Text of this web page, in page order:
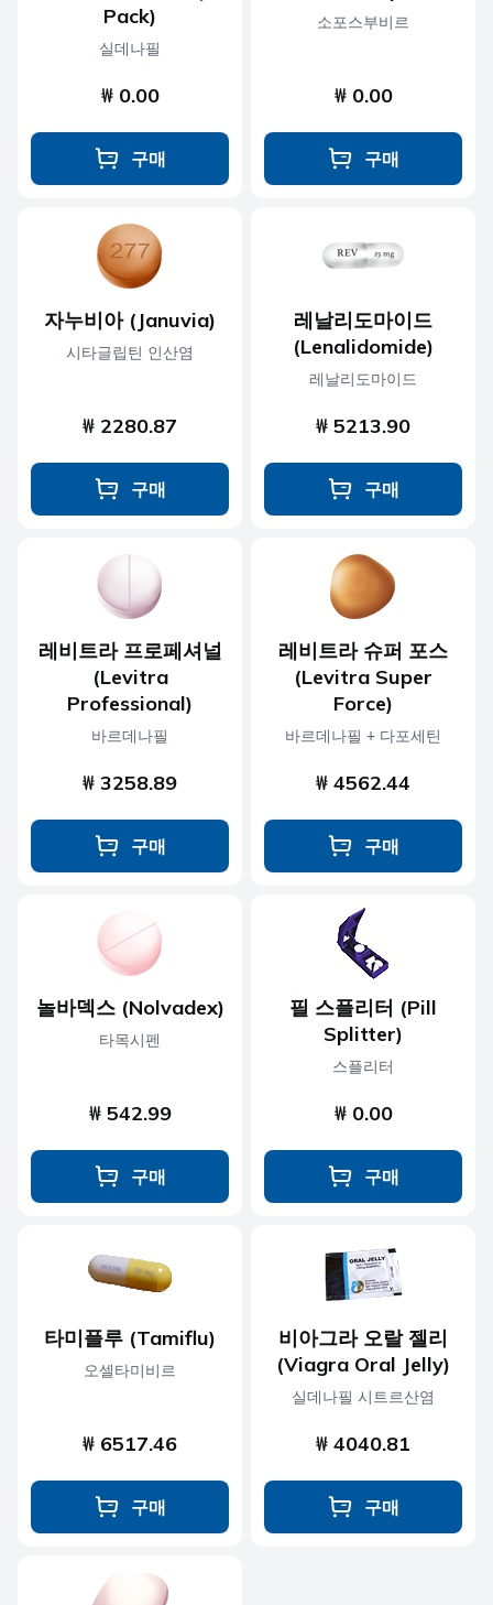
Pack)
실데나필
₩ 0.00
구매
소포스부비르
₩ 0.00
구매
자누비아 (Januvia)
시타글립틴 인산염
₩ 2280.87
구매
레날리도마이드
(Lenalidomide)
레날리도마이드
₩ 5213.90
구매
레비트라 프로페셔널
(Levitra
Professional)
바르데나필
₩ 3258.89
구매
레비트라 슈퍼 포스
(Levitra Super
Force)
바르데나필 + 다포세틴
₩ 4562.44
구매
놀바덱스 (Nolvadex)
타목시펜
₩ 542.99
구매
필 스플리터 (Pill
Splitter)
스플리터
₩ 0.00
구매
타미플루 (Tamiflu)
오셀타미비르
₩ 6517.46
구매
비아그라 오랄 젤리
(Viagra Oral Jelly)
실데나필 시트르산염
₩ 4040.81
구매